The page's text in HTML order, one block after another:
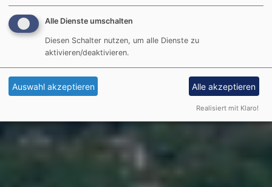
Alle Dienste umschalten
Diesen Schalter nutzen, um alle Dienste zu
aktivieren/deaktivieren.
Auswahl akzeptieren Alle akzeptieren
Realisiert mit Klaro!